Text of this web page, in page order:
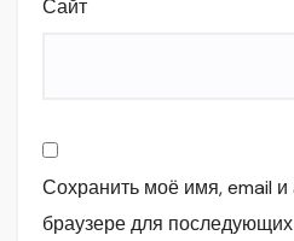
Сайт
Сохранить моё имя, email и
браузере для